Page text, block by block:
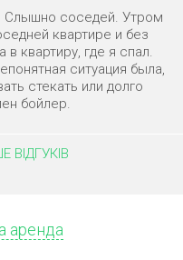
Слышно соседей. Утром
квартире и без
квартиру, где я спал.
ситуация была,
стекать или долго
бойлер.
ВІДГУКІВ
аренда